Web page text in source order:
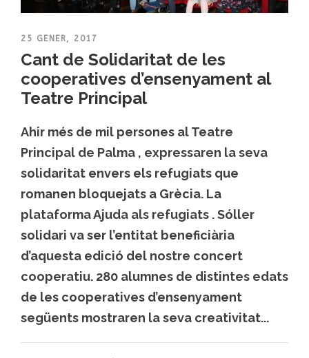
25 GENER, 2017
Cant de Solidaritat de les
cooperatives d’ensenyament al
Teatre Principal
Ahir més de mil persones al Teatre
Principal de Palma , expressaren la seva
solidaritat envers els refugiats que
romanen bloquejats a Grècia. La
plataforma Ajuda als refugiats . Sóller
solidari va ser l’entitat beneficiària
d’aquesta edició del nostre concert
cooperatiu. 280 alumnes de distintes edats
de les cooperatives d’ensenyament
següents mostraren la seva creativitat...